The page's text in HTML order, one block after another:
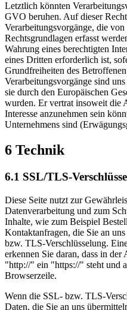
Letztlich könnten
GVO beruhen. Auf dieser
Verarbeitungsvorgänge, die
Rechtsgrundlagen erfasst
Wahrung eines berechtigten
eines Dritten erforderlich ist,
Grundfreiheiten des
Verarbeitungsvorgänge sind
sie durch den Europäischen
wurden. Er vertrat insoweit die
Interesse anzunehmen sein
Unternehmens sind
6 Technik
6.1 SSL/TLS-
Diese Seite nutzt zur
Datenverarbeitung und zum
Inhalte, wie zum Beispiel
Kontaktanfragen, die Sie an
bzw. TLS-Verschlüsselung.
erkennen Sie daran, dass in der
"http://" ein "https://" steht und
Browserzeile.
Wenn die SSL- bzw. TLS-
Daten, die Sie an uns